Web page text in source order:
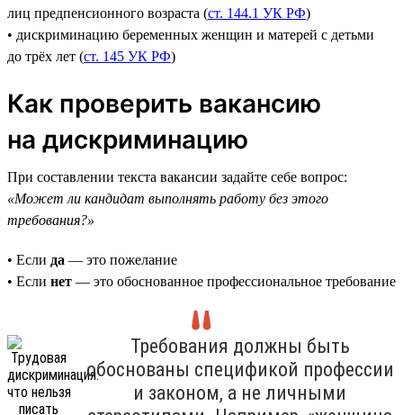
лиц предпенсионного возраста (ст. 144.1 УК РФ)
• дискриминацию беременных женщин и матерей с детьми
до трёх лет (ст. 145 УК РФ)
Как проверить вакансию
на дискриминацию
При составлении текста вакансии задайте себе вопрос:
«Может ли кандидат выполнять работу без этого
требования?»
• Если да — это пожелание
• Если нет — это обоснованное профессиональное требование
Требования должны быть
обоснованы спецификой профессии
и законом, а не личными